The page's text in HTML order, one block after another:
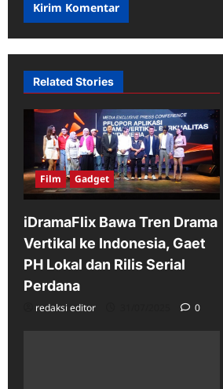
Related Stories
Film Gadget
iDramaFlix Bawa Tren Drama
Vertikal ke Indonesia, Gaet
PH Lokal dan Rilis Serial
Perdana
redaksi editor 0